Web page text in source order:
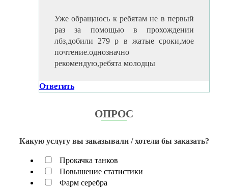
Уже обращаюсь к ребятам не в первый
раз за помощью в прохождении
лбз,добили 279 р в жатые сроки,мое
почтение.однозначно
рекомендую,ребята молодцы
Ответить
ОПРОС
Какую услугу вы заказывали / хотели бы заказать?
Прокачка танков
Повышение статистики
Фарм серебра